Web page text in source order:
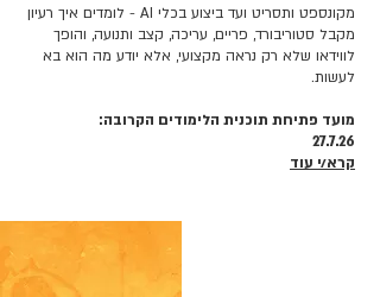
מקונספט ותסריט ועד ביצוע בכלי AI - לומדים איך רעיון
מקבל סטוריבורד, פריים, עריכה, קצב ותנועה, והופך
לווידאו שלא רק נראה מקצועי, אלא יודע מה הוא בא
לעשות.
מועד פתיחת תוכנית הלימודים הקרובה:
27.7.26
קרא/י עוד